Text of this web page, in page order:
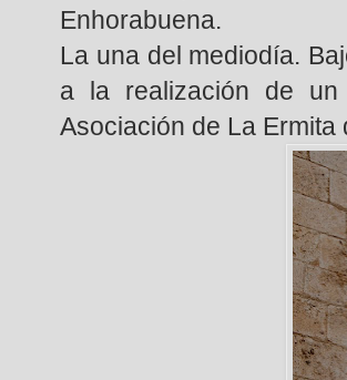
Enhorabuena.
La una del mediodía.
a la realización de un
Asociación de La Ermita